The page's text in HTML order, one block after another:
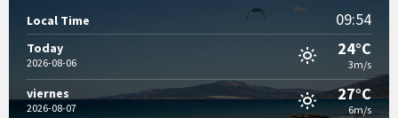
Local Time 09:54
Today
2026-08-06
24°C
3m/s
viernes
2026-08-07
27°C
6m/s